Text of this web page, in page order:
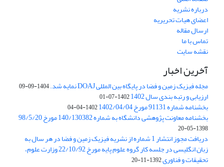
درباره نشریه
اعضای هیات تحریریه
ارسال مقاله
تماس با ما
نقشه سایت
آخرین اخبار
مجله فیزیک زمین و فضا در پایگاه بین المللی DOAJ نمایه شد. 1404-09-09
ارزیابی و رتبه بندی سال 1402 1402-07-01
بخشنامه شماره 91131 مورخ 1402/04/04 1402-04-04
بخشنامه معاونت پژوهشی دانشگاه به شماره 140/130382 مورخ 98/5/20
1398-05-20
دریافت مجوز انتشار 1 شماره از نشریه فیزیک زمین و فضا در هر سال به
زبان انگلیسی در جلسه کار گروه علوم پایه مورخ 22/10/92 وزارت علوم،
تحقیقات و فناوری1392-11-20